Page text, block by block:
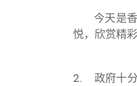
今天是香
悦，欣赏精
2. 政府十分